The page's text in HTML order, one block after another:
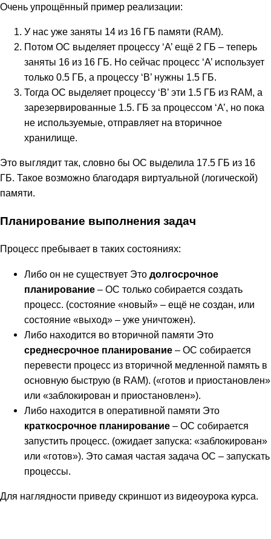
Очень упрощённый пример реализации:
У нас уже заняты 14 из 16 ГБ памяти (RAM).
Потом ОС выделяет процессу ‘A’ ещё 2 ГБ – теперь
заняты 16 из 16 ГБ. Но сейчас процесс ‘A’ использует
только 0.5 ГБ, а процессу ‘B’ нужны 1.5 ГБ.
Тогда ОС выделяет процессу ‘B’ эти 1.5 ГБ из RAM, а
зарезервированные 1.5. ГБ за процессом ‘A’, но пока
не используемые, отправляет на вторичное
хранилище.
Это выглядит так, словно бы ОС выделила 17.5 ГБ из 16
ГБ. Такое возможно благодаря виртуальной (логической)
памяти.
Планирование выполнения задач
Процесс пребывает в таких состояниях:
Либо он не существует Это долгосрочное
планирование – ОС только собирается создать
процесс. (состояние «новый» – ещё не создан, или
состояние «выход» – уже уничтожен).
Либо находится во вторичной памяти Это
среднесрочное планирование – ОС собирается
перевести процесс из вторичной медленной память в
основную быструю (в RAM). («готов и приостановлен»
или «заблокирован и приостановлен»).
Либо находится в оперативной памяти Это
краткосрочное планирование – ОС собирается
запустить процесс. (ожидает запуска: «заблокирован»
или «готов»). Это самая частая задача ОС – запускать
процессы.
Для наглядности приведу скриншот из видеоурока курса.